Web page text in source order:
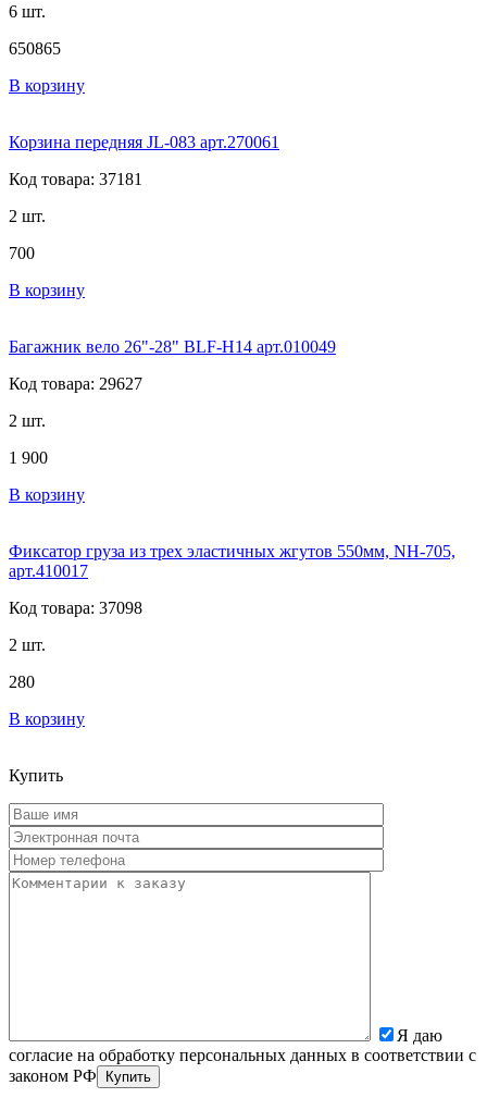
6 шт.
650865
В корзину
Корзина передняя JL-083 арт.270061
Код товара: 37181
2 шт.
700
В корзину
Багажник вело 26"-28" BLF-H14 арт.010049
Код товара: 29627
2 шт.
1 900
В корзину
Фиксатор груза из трех эластичных жгутов 550мм, NH-705,
арт.410017
Код товара: 37098
2 шт.
280
В корзину
Купить
Я даю
согласие на обработку персональных данных в соответствии с
законом РФ